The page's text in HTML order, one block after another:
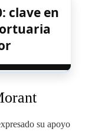
clave en
su apoyo